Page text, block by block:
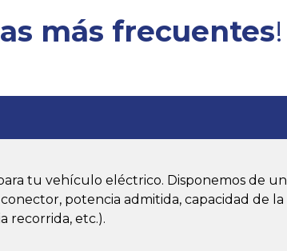
más frecuentes!
tu vehículo eléctrico. Disponemos de
potencia admitida, capacidad de la
recorrida, etc.).